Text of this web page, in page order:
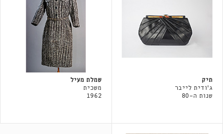
תיק
ג'ודית לייבר
שנות ה-80
שמלת מעיל
משכית
1962